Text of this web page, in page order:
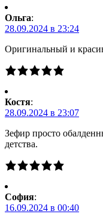
Ольга:
28.09.2024 в 23:24
Оригинальный и
Костя:
28.09.2024 в 23:07
Зефир просто
детства.
Cофия:
16.09.2024 в 00:40